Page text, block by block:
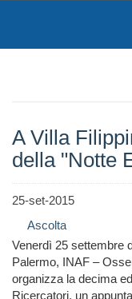
A Villa
della "Notte
25-set-2015
Ascolta
Venerdì 25 settembre
Palermo, INAF –
organizza la decima
Ricercatori, un